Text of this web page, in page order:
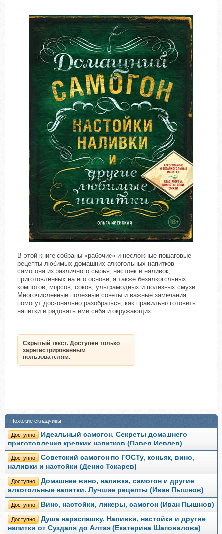
В этой книге собраны «рабочие» и несложные пошаговые
рецепты любимых домашних алкогольных напитков –
самогона из различного сырья, настоек и наливок,
приготовленных на его основе, а также безалкогольных
компотов, морсов, соков, ультрамодных и полезных смузи.
Многочисленные полезные советы и важные замечания
помогут досконально разобраться, как правильно готовить
напитки и радовать ими себя и окружающих.
Скрытый текст. Доступен только
зарегистрированным
пользователям.
Похожие складчины
Доступно
Идеальный самогон. Секреты домашнего
приготовления крепких напитков (Павел Иевлев)
Доступно
Советский самогон по ГОСТу, коньяк, вино,
наливки и настойки (Денис Токарев)
Доступно
Домашнее вино, наливка, самогон и другие
алкогольные напитки. Лучшие рецепты (Иван Пышнов)
Доступно Вино, настойки, ликеры, самогон (Иван Пышнов)
Доступно
Душа нараспашку. Наливки, настойки и другие
напитки от Суздаля до Алтая (Екатерина Шаповалова)